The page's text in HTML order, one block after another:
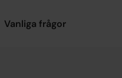
Vanliga frågor